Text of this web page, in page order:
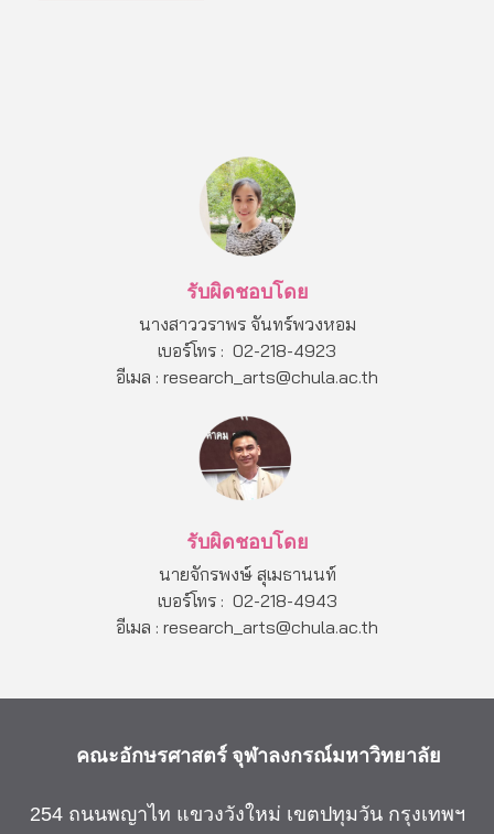
รับผิดชอบโดย
นางสาววราพร จันทร์พวงหอม
เบอร์โทร : 02-218-4923
อีเมล : research_arts@chula.ac.th
รับผิดชอบโดย
นายจักรพงษ์ สุเมธานนท์
เบอร์โทร : 02-218-4943
อีเมล : research_arts@chula.ac.th
คณะอักษรศาสตร์จุฬาลงกรณ์มหาวิทยาลัย
254 ถนนพญาไท แขวงวังใหม่ เขตปทุมวัน กรุงเทพฯ